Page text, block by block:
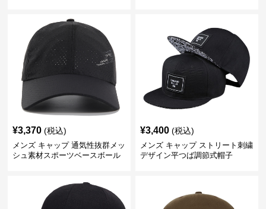
¥3,370 (税込)
メンズ キャップ 通気性抜群メッ
シュ素材スポーツベースボール
¥3,400 (税込)
メンズ キャップ ストリート刺繍
デザイン平つば調節式帽子